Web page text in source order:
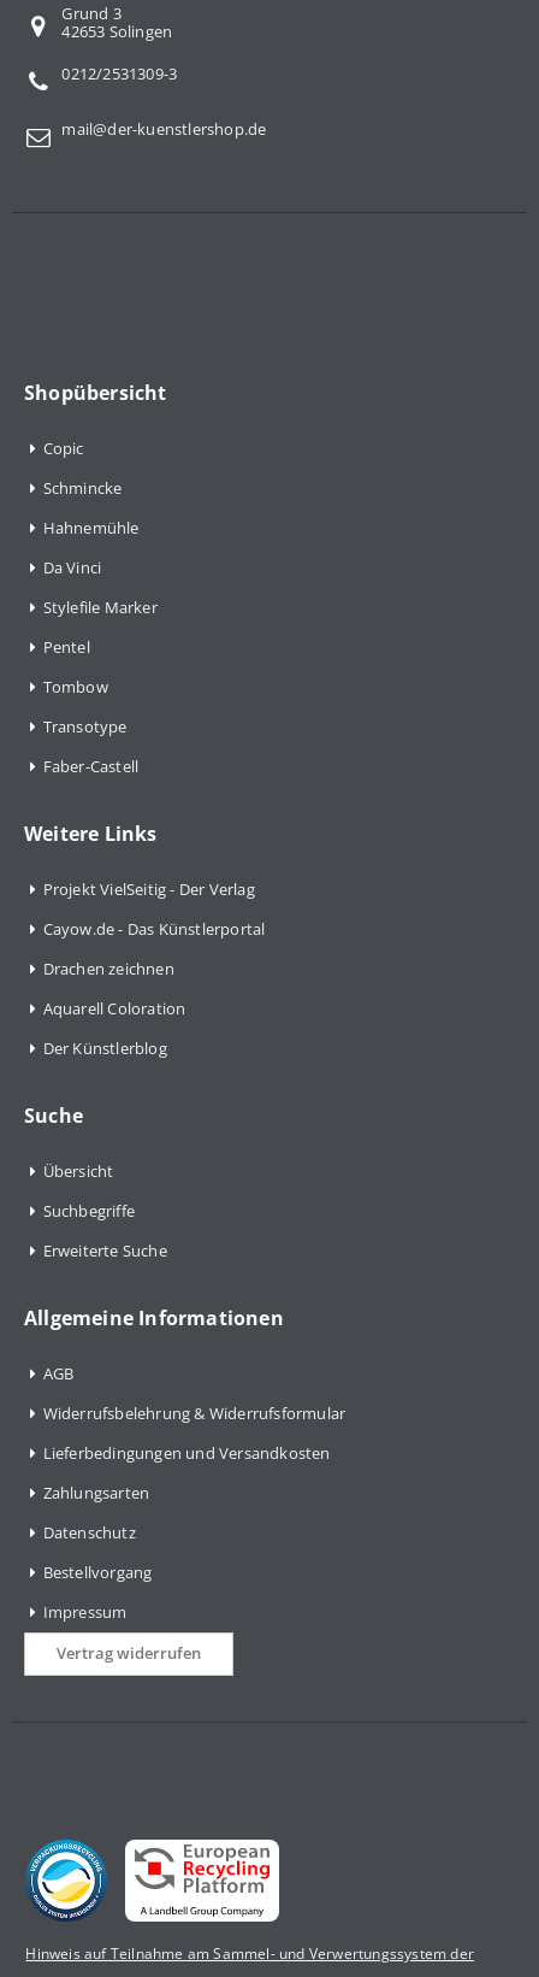
Grund 3
42653 Solingen
0212/2531309-3
mail@der-kuenstlershop.de
Shopübersicht
Copic
Schmincke
Hahnemühle
Da Vinci
Stylefile Marker
Pentel
Tombow
Transotype
Faber-Castell
Weitere Links
Projekt VielSeitig - Der Verlag
Cayow.de - Das Künstlerportal
Drachen zeichnen
Aquarell Coloration
Der Künstlerblog
Suche
Übersicht
Suchbegriffe
Erweiterte Suche
Allgemeine Informationen
AGB
Widerrufsbelehrung & Widerrufsformular
Lieferbedingungen und Versandkosten
Zahlungsarten
Datenschutz
Bestellvorgang
Impressum
Vertrag widerrufen
Hinweis auf Teilnahme am Sammel- und Verwertungssystem der